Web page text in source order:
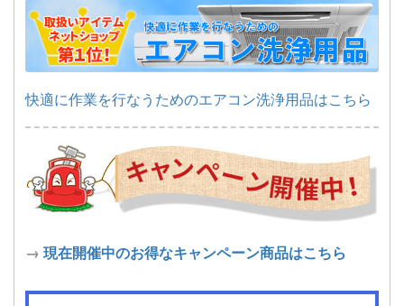
快適に作業を行なうためのエアコン洗浄用品はこちら
→ 現在開催中のお得なキャンペーン商品はこちら